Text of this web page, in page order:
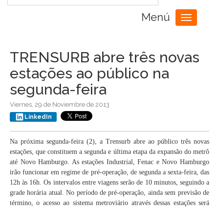
Menú
Toggle
navigation
TRENSURB abre três novas
estações ao público na
segunda-feira
Viernes, 29 de Noviembre de 2013
LinkedIn
Na próxima segunda-feira (2), a Trensurb abre ao público três novas
estações, que constituem a segunda e última etapa da expansão do metrô
até Novo Hamburgo. As estações Industrial, Fenac e Novo Hamburgo
irão funcionar em regime de pré-operação, de segunda a sexta-feira, das
12h às 16h. Os intervalos entre viagens serão de 10 minutos, seguindo a
grade horária atual. No período de pré-operação, ainda sem previsão de
término, o acesso ao sistema metroviário através dessas estações será